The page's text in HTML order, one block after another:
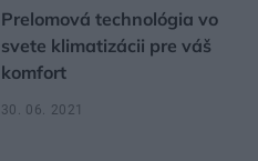
Prelomová technológia vo
svete klimatizácii pre váš
komfort
30. 06. 2021